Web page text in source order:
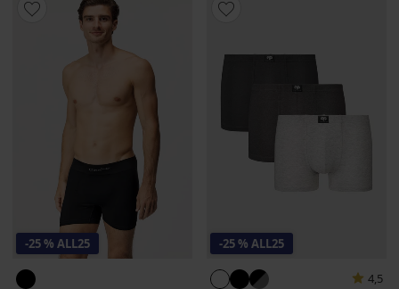
-25 % ALL25 -25 % ALL25
4,5